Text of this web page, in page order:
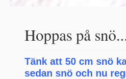
Hoppas på
Tänk att 50 cm snö
sedan snö och nu